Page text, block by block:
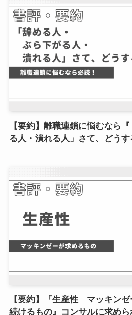
【要約】離職連鎖に悩むなら
る人・潰れる人」さて、どう
【要約】『生産性 マッキン
続けるもの』コンサルに求めら